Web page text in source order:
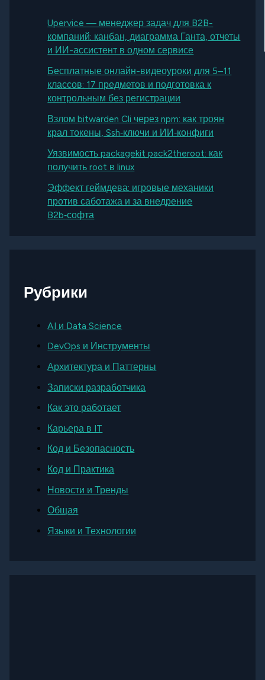
Upervice — менеджер задач для B2B-
компаний: канбан, диаграмма Ганта, отчеты
и ИИ-ассистент в одном сервисе
Бесплатные онлайн-видеоуроки для 5–11
классов: 17 предметов и подготовка к
контрольным без регистрации
Взлом bitwarden Cli через npm: как троян
крал токены, Ssh‑ключи и ИИ‑конфиги
Уязвимость packagekit pack2theroot: как
получить root в linux
Эффект геймдева: игровые механики
против саботажа и за внедрение
B2b‑софта
Рубрики
AI и Data Science
DevOps и Инструменты
Архитектура и Паттерны
Записки разработчика
Как это работает
Карьера в IT
Код и Безопасность
Код и Практика
Новости и Тренды
Общая
Языки и Технологии